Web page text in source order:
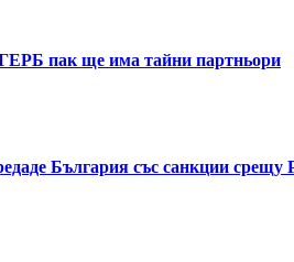
пак ще има тайни партньори
България със санкции срещу